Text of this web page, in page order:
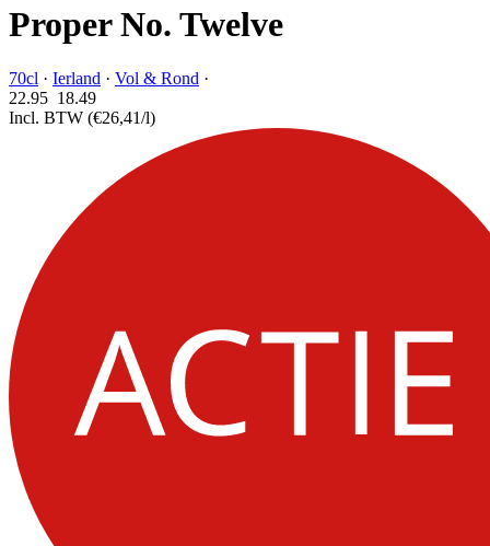
Proper No. Twelve
70cl · Ierland · Vol & Rond ·
22.95 18.49
Incl. BTW (€26,41/l)